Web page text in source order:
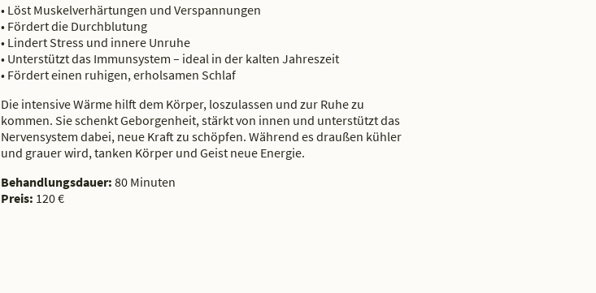
• Löst Muskelverhärtungen und Verspannungen
• Fördert die Durchblutung
• Lindert Stress und innere Unruhe
• Unterstützt das Immunsystem – ideal in der kalten Jahreszeit
• Fördert einen ruhigen, erholsamen Schlaf
Die intensive Wärme hilft dem Körper, loszulassen und zur Ruhe zu
kommen. Sie schenkt Geborgenheit, stärkt von innen und unterstützt das
Nervensystem dabei, neue Kraft zu schöpfen. Während es draußen kühler
und grauer wird, tanken Körper und Geist neue Energie.
Behandlungsdauer: 80 Minuten
Preis: 120 €